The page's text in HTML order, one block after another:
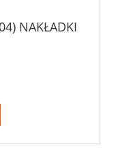
NAKŁADKI